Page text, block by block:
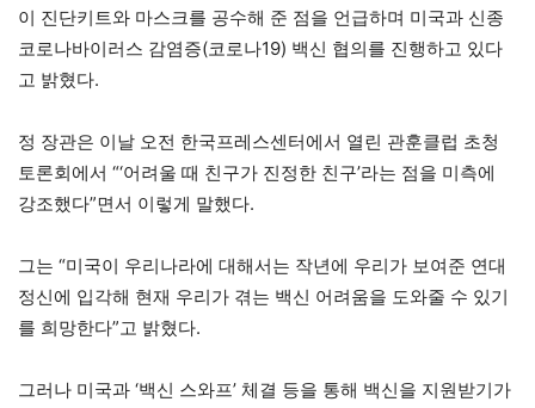
이 진단키트와 마스크를 공수해 준 점을 언급하며 미국과 신종
코로나바이러스 감염증(코로나19) 백신 협의를 진행하고 있다
고 밝혔다.
정 장관은 이날 오전 한국프레스센터에서 열린 관훈클럽 초청
토론회에서 “‘어려울 때 친구가 진정한 친구’라는 점을 미측에
강조했다”면서 이렇게 말했다.
그는 “미국이 우리나라에 대해서는 작년에 우리가 보여준 연대
정신에 입각해 현재 우리가 겪는 백신 어려움을 도와줄 수 있기
를 희망한다”고 밝혔다.
그러나 미국과 ‘백신 스와프’ 체결 등을 통해 백신을 지원받기가